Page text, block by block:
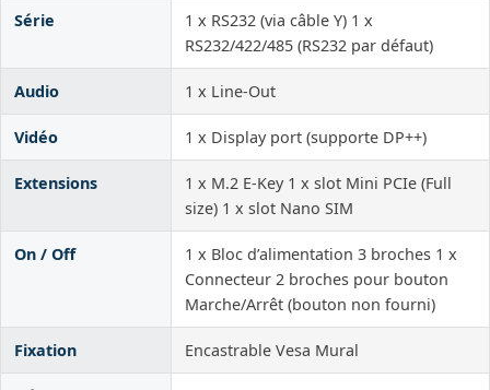
Série
1 x RS232 (via câble Y) 1 x
RS232/422/485 (RS232 par défaut)
Audio 1 x Line-Out
Vidéo 1 x Display port (supporte DP++)
Extensions
1 x M.2 E-Key 1 x slot Mini PCIe (Full
size) 1 x slot Nano SIM
On / Off
1 x Bloc d’alimentation 3 broches 1 x
Connecteur 2 broches pour bouton
Marche/Arrêt (bouton non fourni)
Fixation Encastrable Vesa Mural